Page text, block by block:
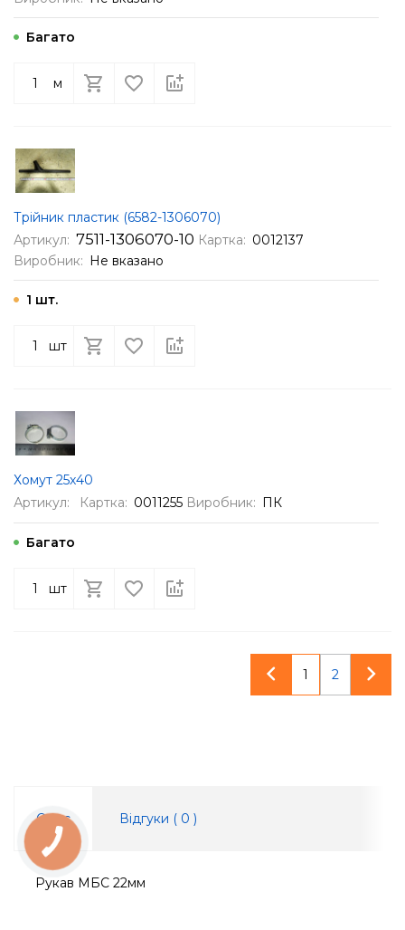
Багато
м
Трійник пластик (6582-1306070)
Артикул: 7511-1306070-10 Картка: 0012137
Виробник: Не вказано
1 шт.
шт
Хомут 25х40
Артикул:
Картка: 0011255 Виробник: ПК
Багато
шт
1 2
Опис Відгуки ( 0 )
Рукав МБС 22мм
КНОПКА
ЗВ'ЯЗКУ